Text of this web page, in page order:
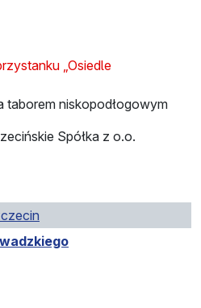
„Osiedle
taborem niskopodłogowym
Spółka z o.o.
przeciwnego kierunku